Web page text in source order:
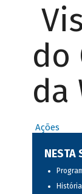
do
da
Ações
NESTA
História